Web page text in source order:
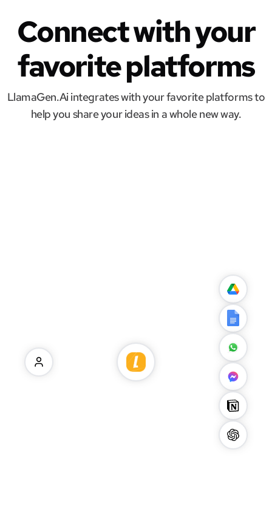
Connect with your
favorite platforms
LlamaGen.Ai integrates with your favorite platforms to
help you share your ideas in a whole new way.